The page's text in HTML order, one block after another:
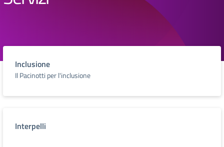
Inclusione
Il Pacinotti per l'inclusione
Interpelli